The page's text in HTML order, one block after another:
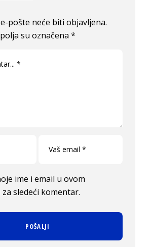
pošte neće biti objavljena.
su označena*
ime i email u ovom
sledeći komentar.